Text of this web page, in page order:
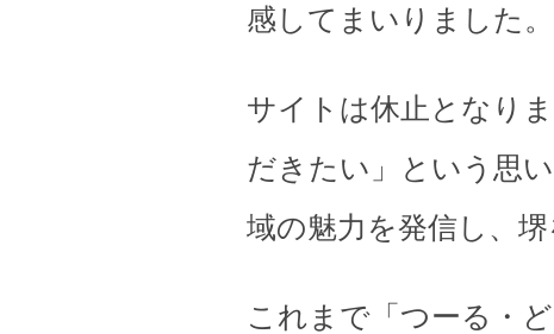
感してまいりました。
サイトは休止となり
だきたい」という思
域の魅力を発信し、
これまで「つーる・